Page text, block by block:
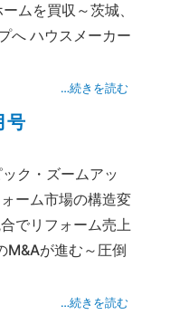
ムを買収～茨城、
へ ハウスメーカー
…続きを読む
号
ク・ズームアッ
ーム市場の構造変
でリフォーム売上
M&Aが進む～圧倒
…続きを読む